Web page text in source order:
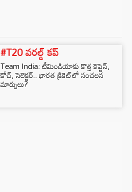
#T20 వరల్డ్ కప్
Team India: టీమిండియాకు కొత్త కెప్టెన్,
కోచ్, సెలెక్టర్.. భారత క్రికెట్‌లో సంచలన
మార్పులు?